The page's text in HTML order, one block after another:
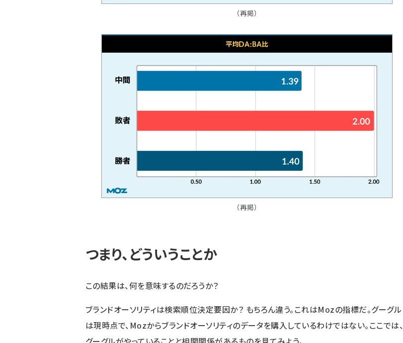
（再掲）
（再掲）
つまり、どういうことか
この結果は、何を意味するのだろうか？
ブランドオーソリティは検索順位決定要因か？ もちろん違う。これはMozの指標だ。グーグル
は現時点で、Mozからブランドオーソリティのデータを購入しているわけではない。ここでは、